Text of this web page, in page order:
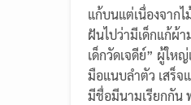
แก้บนแต่เนื่องจาก
ฝันไปว่ามีเด็กแก้ผ้
เด็กวัดเจดีย์” ผู้ให
มือแนบลำตัว เสร็จ
มีชื่อมีนามเรียกกัน